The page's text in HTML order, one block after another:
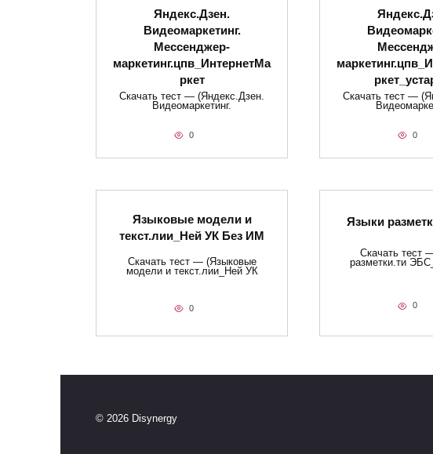
Яндекс.Дзен.
Видеомаркетинг.
Мессенджер-
маркетинг.цпв_ИнтернетМа
ркет
Скачать тест — (Яндекс.Дзен.
Видеомаркетинг.
0
Скачать тест —
0
Языковые модели и
текст.лии_Ней УК Без ИМ
Скачать тест — (Языковые
модели и текст.лии_Ней УК
0
Языки
Скачать тест
разметки.ти​
0
© 2026 Disynergy